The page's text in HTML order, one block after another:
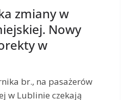
zmiany w
Nowy
w
br., na pasażerów
w Lublinie czekają